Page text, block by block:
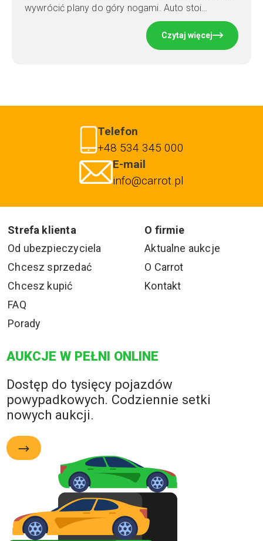
wywrócić plany do góry nogami. Auto stoi…
Czytaj więcej
Telefon
+48 534 345 000
E-mail
info@carrot.pl
Strefa klienta
O firmie
Od ubezpieczyciela
Chcesz sprzedać
Chcesz kupić
FAQ
Porady
Aktualne aukcje
O Carrot
Kontakt
AUKCJE W PEŁNI ONLINE
Dostęp do tysięcy pojazdów
powypadkowych. Codziennie setki
nowych aukcji.